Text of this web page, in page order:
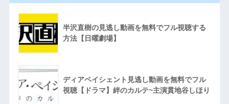
半沢直樹の見逃し動画を無料でフル視聴する
方法【日曜劇場】
ディアペイシェント見逃し動画を無料でフル
視聴【ドラマ】絆のカルテ~主演貫地谷しほり